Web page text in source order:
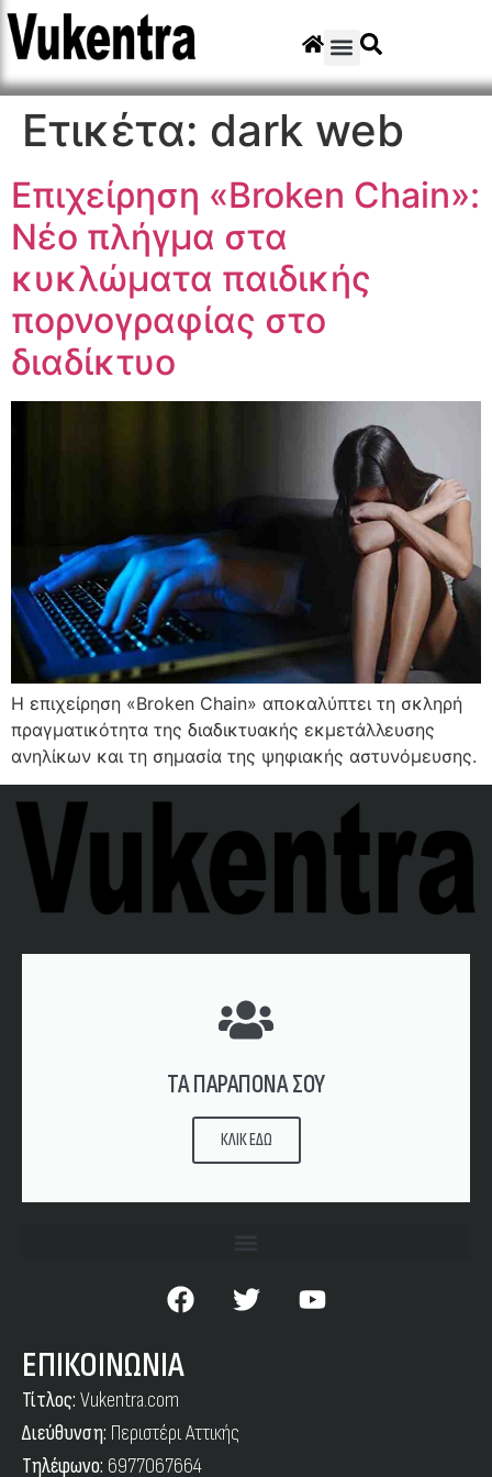
Ετικέτα: dark web
Επιχείρηση «Broken Chain»:
Νέο πλήγμα στα
κυκλώματα παιδικής
πορνογραφίας στο
διαδίκτυο
Η επιχείρηση «Broken Chain» αποκαλύπτει τη σκληρή
πραγματικότητα της διαδικτυακής εκμετάλλευσης
ανηλίκων και τη σημασία της ψηφιακής αστυνόμευσης.
ΤΑ ΠΑΡΑΠΟΝΑ ΣΟΥ
ΚΛΙΚ ΕΔΩ
ΕΠΙΚΟΙΝΩΝΙΑ
Τίτλος: Vukentra.com
Διεύθυνση: Περιστέρι Αττικής
Τηλέφωνο: 6977067664